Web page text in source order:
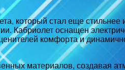
который стал еще стильнее
Кабриолет оснащен
комфорта и
материалов, создавая